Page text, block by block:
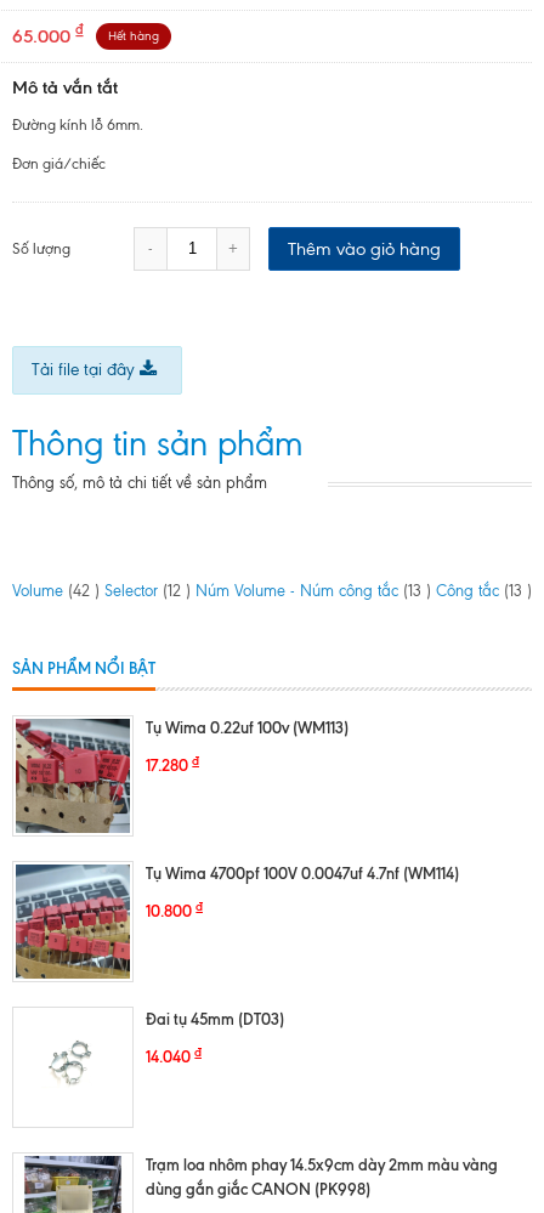
65.000 ₫ Hết hàng
Mô tả vắn tắt
Đường kính lỗ 6mm.
Đơn giá/chiếc
Số lượng - + Thêm vào giỏ hàng
Tải file tại đây
Thông tin sản phẩm
Thông số, mô tả chi tiết về sản phẩm
Volume (42 ) Selector (12 ) Núm Volume - Núm công tắc (13 ) Công tắc (13 )
SẢN PHẨM NỔI BẬT
Tụ Wima 0.22uf 100v (WM113)
17.280 ₫
Tụ Wima 4700pf 100V 0.0047uf 4.7nf (WM114)
10.800 ₫
Đai tụ 45mm (DT03)
14.040 ₫
Trạm loa nhôm phay 14.5x9cm dày 2mm màu vàng
dùng gắn giắc CANON (PK998)